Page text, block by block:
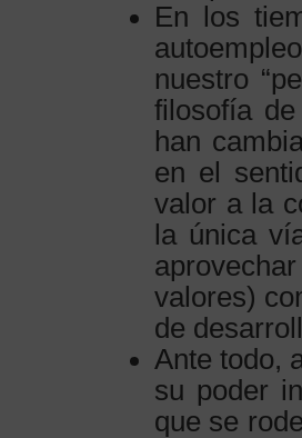
En los
nuestro
filosofía
han
en el
valor a la
la única
valores)
de
Ante todo,
su poder
que se